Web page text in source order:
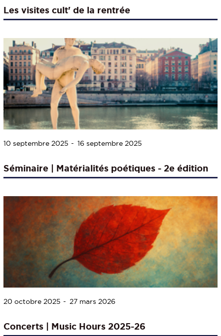
Les visites cult' de la rentrée
10 septembre 2025 16 septembre 2025
Séminaire | Matérialités poétiques - 2e édition
20 octobre 2025 27 mars 2026
Concerts | Music Hours 2025-26